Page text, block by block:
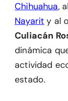
Chihuahua,
Nayarit y al
Culiacán
dinámica
actividad
estado.